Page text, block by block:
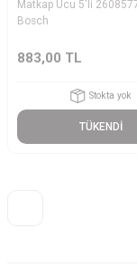
Matkap Ucu 5'li
Bosch
883,00 TL
Stokta yok
TÜKENDİ